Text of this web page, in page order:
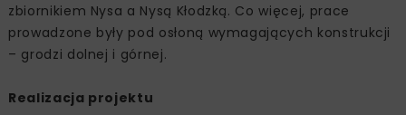
zbiornikiem Nysa a Nysą Kłodzką. Co więcej, prace
prowadzone były pod osłoną wymagających konstrukcji
– grodzi dolnej i górnej.
Realizacja projektu